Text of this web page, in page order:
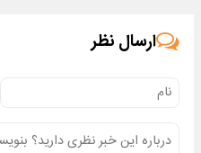
ارسال نظر